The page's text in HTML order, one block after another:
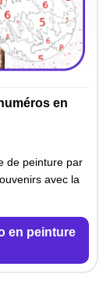
en
de peinture par
avec la
en peinture